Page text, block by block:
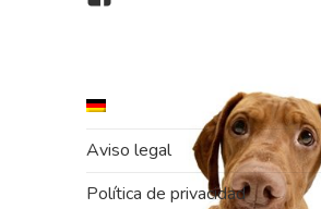
Facebook
Aviso legal
Política de privacidad